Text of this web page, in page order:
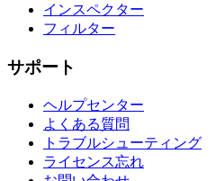
インスペクター
フィルター
サポート
ヘルプセンター
よくある質問
トラブルシューティング
ライセンス忘れ